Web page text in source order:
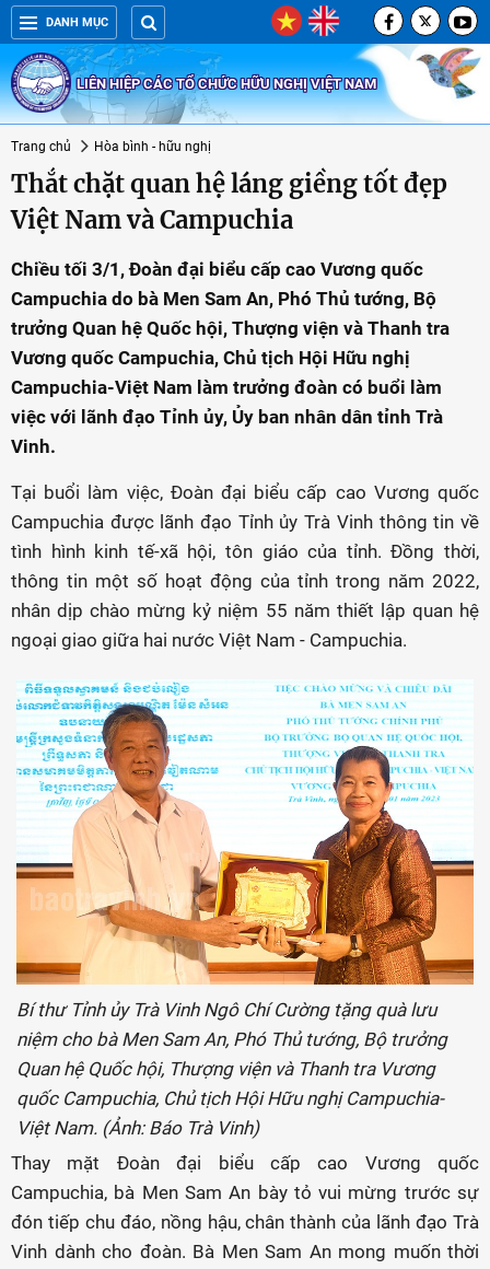
DANH MỤC
LIÊN HIỆP CÁC TỔ CHỨC HỮU NGHỊ VIỆT NAM
Trang chủ Hòa bình - hữu nghị
Thắt chặt quan hệ láng giềng tốt đẹp
Việt Nam và Campuchia
Chiều tối 3/1, Đoàn đại biểu cấp cao Vương quốc
Campuchia do bà Men Sam An, Phó Thủ tướng, Bộ
trưởng Quan hệ Quốc hội, Thượng viện và Thanh tra
Vương quốc Campuchia, Chủ tịch Hội Hữu nghị
Campuchia-Việt Nam làm trưởng đoàn có buổi làm
việc với lãnh đạo Tỉnh ủy, Ủy ban nhân dân tỉnh Trà
Vinh.
Tại buổi làm việc, Đoàn đại biểu cấp cao Vương quốc
Campuchia được lãnh đạo Tỉnh ủy Trà Vinh thông tin về
tình hình kinh tế-xã hội, tôn giáo của tỉnh. Đồng thời,
thông tin một số hoạt động của tỉnh trong năm 2022,
nhân dịp chào mừng kỷ niệm 55 năm thiết lập quan hệ
ngoại giao giữa hai nước Việt Nam - Campuchia.
Bí thư Tỉnh ủy Trà Vinh Ngô Chí Cường tặng quà lưu
niệm cho bà Men Sam An, Phó Thủ tướng, Bộ trưởng
Quan hệ Quốc hội, Thượng viện và Thanh tra Vương
quốc Campuchia, Chủ tịch Hội Hữu nghị Campuchia-
Việt Nam. (Ảnh: Báo Trà Vinh)
Thay mặt Đoàn đại biểu cấp cao Vương quốc
Campuchia, bà Men Sam An bày tỏ vui mừng trước sự
đón tiếp chu đáo, nồng hậu, chân thành của lãnh đạo Trà
Vinh dành cho đoàn. Bà Men Sam An mong muốn thời